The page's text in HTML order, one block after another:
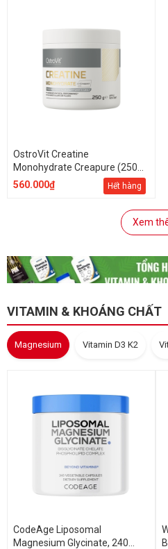
OstroVit Creatine
Monohydrate Creapure (250
gram)
560.000₫ Hết hàng
Xem
VITAMIN & KHOÁNG CHẤT
Magnesium Vitamin D3 K2
CodeAge Liposomal
Magnesium Glycinate, 240